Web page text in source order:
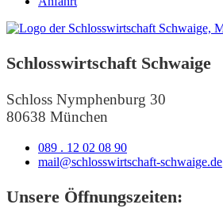
Schlosswirtschaft Schwaige
Schloss Nymphenburg 30
80638 München
089 . 12 02 08 90
mail@schlosswirtschaft-schwaige.de
Unsere Öffnungszeiten: